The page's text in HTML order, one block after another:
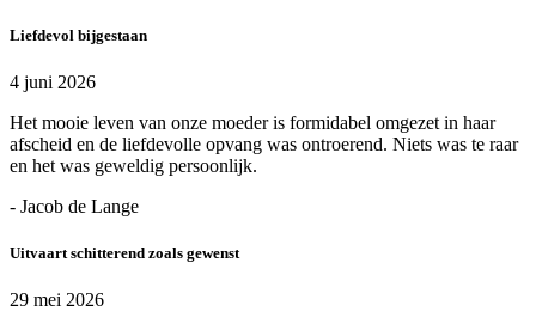
Liefdevol bijgestaan
4 juni 2026
Het mooie leven van onze moeder is formidabel omgezet in haar
afscheid en de liefdevolle opvang was ontroerend. Niets was te raar
en het was geweldig persoonlijk.
- Jacob de Lange
Uitvaart schitterend zoals gewenst
29 mei 2026